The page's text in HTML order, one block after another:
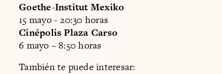
Goethe-Institut Mexiko
15 mayo - 20:30 horas
Cinépolis Plaza Carso
6 mayo – 8:50 horas
También te puede interesar: